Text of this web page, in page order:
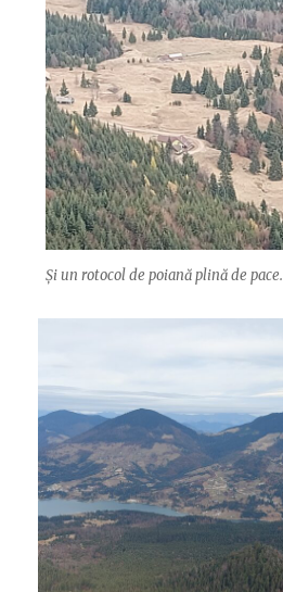
Și un rotocol de poiană plină de pace.